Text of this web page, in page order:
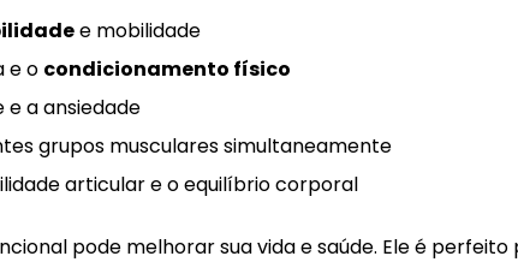
e mobilidade
e o condicionamento físico
e a ansiedade
grupos musculares simultaneamente
articular e o equilíbrio corporal
pode melhorar sua vida e saúde. Ele é perfeito